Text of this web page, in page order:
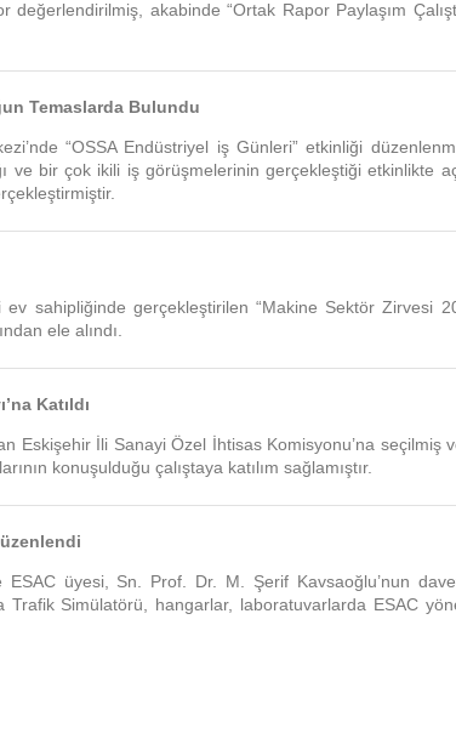
değerlendirilmiş, akabinde “Ortak Rapor Paylaşım
Temaslarda Bulundu
“OSSA Endüstriyel iş Günleri” etkinliği
ve bir çok ikili iş görüşmelerinin gerçekleştiği etkinlikte
sahipliğinde gerçekleştirilen “Makine Sektör Zirvesi
ele alındı.
Katıldı
Eskişehir İli Sanayi Özel İhtisas Komisyonu’na seçilmiş
konuşulduğu çalıştaya katılım sağlamıştır.
üyesi, Sn. Prof. Dr. M. Şerif Kavsaoğlu’nun
Simülatörü, hangarlar, laboratuvarlarda ESAC